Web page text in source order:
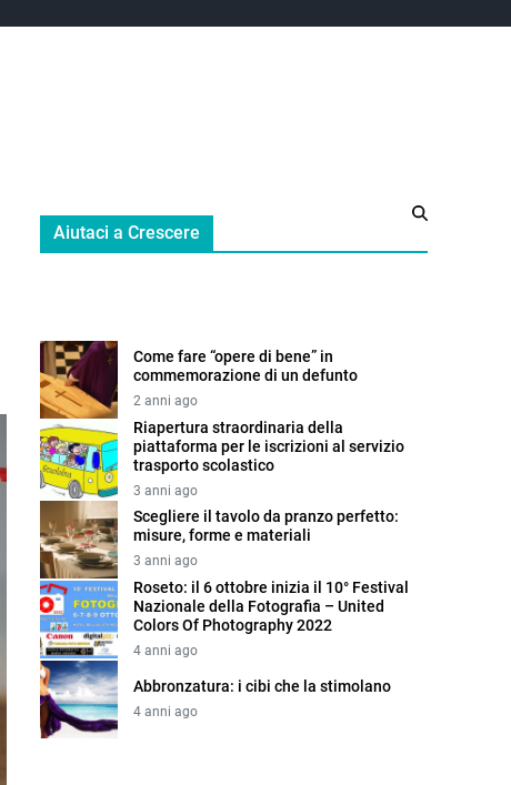
Aiutaci a Crescere
Come fare “opere di bene” in
commemorazione di un defunto
2 anni ago
Riapertura straordinaria della
piattaforma per le iscrizioni al servizio
trasporto scolastico
3 anni ago
Scegliere il tavolo da pranzo perfetto:
misure, forme e materiali
3 anni ago
Roseto: il 6 ottobre inizia il 10° Festival
Nazionale della Fotografia – United
Colors Of Photography 2022
4 anni ago
Abbronzatura: i cibi che la stimolano
4 anni ago